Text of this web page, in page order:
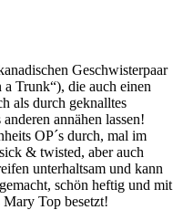
Geschwisterpaar
Trunk“), die auch einen
als durch geknalltes
annähen lassen!
OP´s durch, mal im
& twisted, aber auch
unterhaltsam und kann
schön heftig und mit
Mary Top besetzt!